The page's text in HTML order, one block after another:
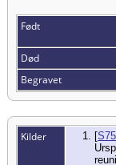
Født
Død
Begravet
Kilder [S75